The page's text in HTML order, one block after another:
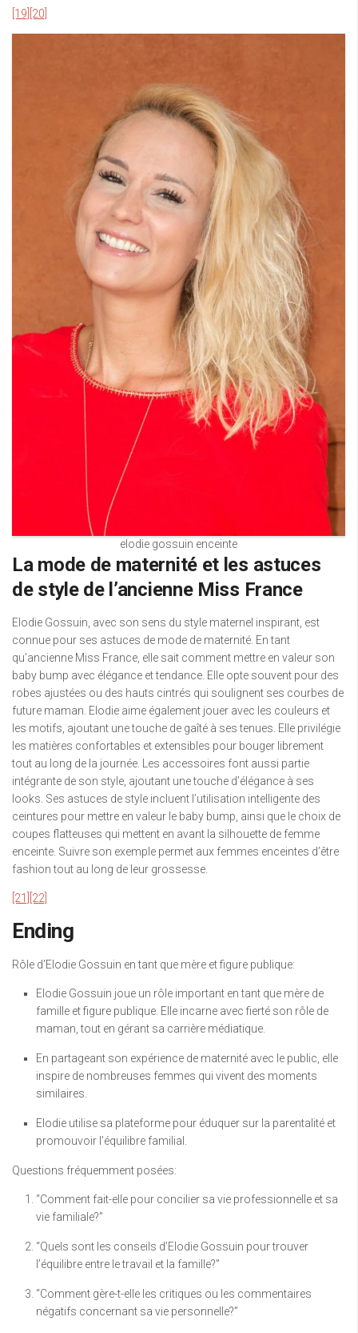
[19] [20]
elodie gossuin enceinte
La mode de maternité et les astuces
de style de l’ancienne Miss France
Elodie Gossuin, avec son sens du style maternel inspirant, est
connue pour ses astuces de mode de maternité. En tant
qu’ancienne Miss France, elle sait comment mettre en valeur son
baby bump avec élégance et tendance. Elle opte souvent pour des
robes ajustées ou des hauts cintrés qui soulignent ses courbes de
future maman. Elodie aime également jouer avec les couleurs et
les motifs, ajoutant une touche de gaîté à ses tenues. Elle privilégie
les matières confortables et extensibles pour bouger librement
tout au long de la journée. Les accessoires font aussi partie
intégrante de son style, ajoutant une touche d’élégance à ses
looks. Ses astuces de style incluent l’utilisation intelligente des
ceintures pour mettre en valeur le baby bump, ainsi que le choix de
coupes flatteuses qui mettent en avant la silhouette de femme
enceinte. Suivre son exemple permet aux femmes enceintes d’être
fashion tout au long de leur grossesse.
[21] [22]
Ending
Rôle d’Elodie Gossuin en tant que mère et figure publique:
Elodie Gossuin joue un rôle important en tant que mère de
famille et figure publique. Elle incarne avec fierté son rôle de
maman, tout en gérant sa carrière médiatique.
En partageant son expérience de maternité avec le public, elle
inspire de nombreuses femmes qui vivent des moments
similaires.
Elodie utilise sa plateforme pour éduquer sur la parentalité et
promouvoir l’équilibre familial.
Questions fréquemment posées:
“Comment fait-elle pour concilier sa vie professionnelle et sa
vie familiale?”
“Quels sont les conseils d’Elodie Gossuin pour trouver
l’équilibre entre le travail et la famille?”
“Comment gère-t-elle les critiques ou les commentaires
négatifs concernant sa vie personnelle?”